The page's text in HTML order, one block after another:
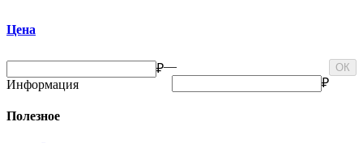
Цена
₽— ОК
₽
Информация
Полезное